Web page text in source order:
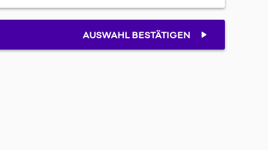
AUSWAHL BESTÄTIGEN